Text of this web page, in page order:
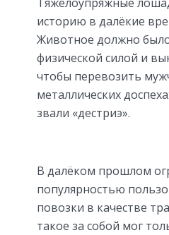
историю в далёкие
Животное должно
физической силой и
чтобы перевозить
металлических
звали «дестриэ».
В далёком прошлом
популярностью
повозки в качестве
такое за собой мог